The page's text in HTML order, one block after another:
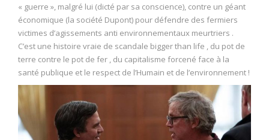
« guerre », malgré lui (dicté par sa conscience), contre un géant
économique (la société Dupont) pour défendre des fermiers
victimes d’agissements anti environnementaux meurtriers .
C’est une histoire vraie de scandale bigger than life , du pot de
terre contre le pot de fer , du capitalisme forcené face à la
santé publique et le respect de l’Humain et de l’environnement !